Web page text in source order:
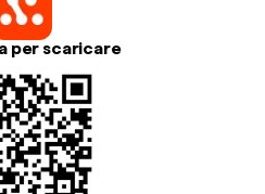
per scaricare